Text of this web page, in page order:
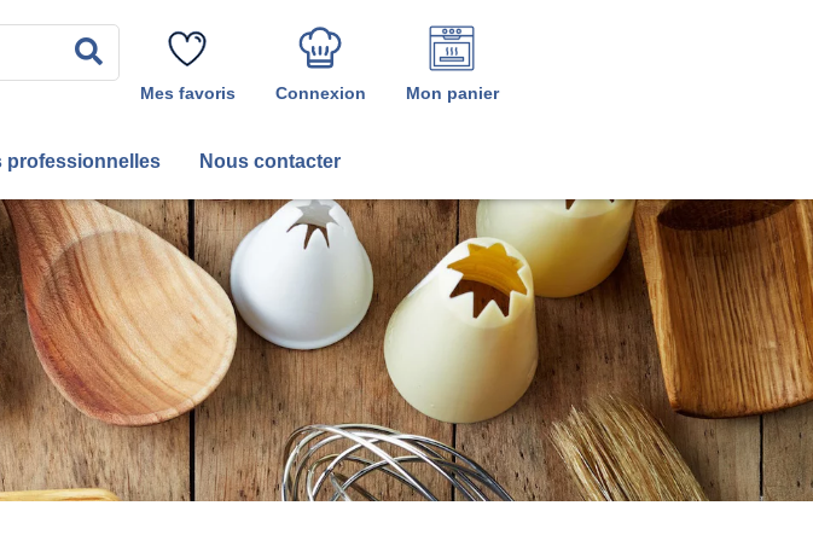
Rechercher
Mes favoris Connexion Mon panier
professionnelles Nous contacter